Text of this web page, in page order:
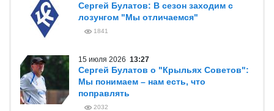
Сергей Булатов: В сезон заходим с
лозунгом "Мы отличаемся"
1841
15 июля 2026 13:27
Сергей Булатов о "Крыльях Советов":
Мы понимаем – нам есть, что
поправлять
2032